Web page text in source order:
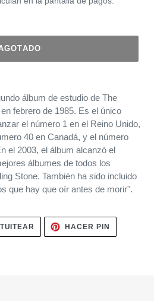
álbum de estudio de The
febrero de 1985. Es el único
el número 1 en el Reino Unido,
40 en Canadá,​ y el número
el 2003, el álbum alcanzó el
álbumes de todos los
Stone. También ha sido incluido
que hay que oír antes de morir".
TUITEAR TUITEAR
TWITTER
HACER PIN
PINTEREST